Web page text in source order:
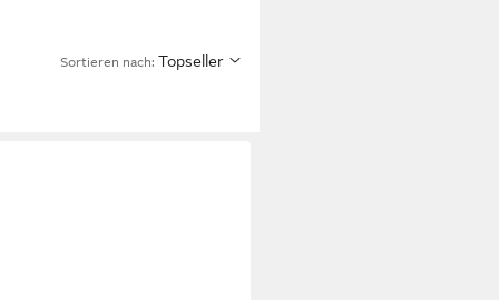
Sortieren nach: Topseller